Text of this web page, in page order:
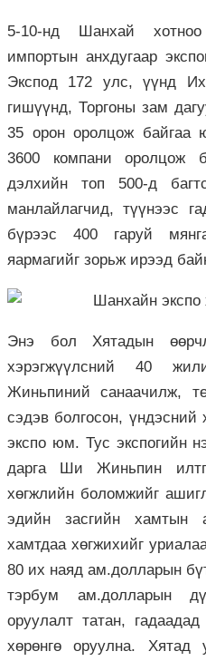
5-10-нд Шанхай
импортын анхдугаар
Экспод 172 улс, үүнд
гишүүнд, Торгоны зам
35 орон оролцож байгаа
3600 компани оролцож
дэлхийн топ 500-д
манлайлагчид, түүнээс
бүрээс 400 гаруй
яармагийг зорьж ирээд
Энэ бол Хятадын
хэрэгжүүлсний 40
Жиньпиний санаачилж,
сэдэв болгосон,
экспо юм. Тус экспогийн
дарга Ши Жиньпин
хөгжлийн боломжийг
эдийн засгийн хамтын
хамтдаа хөгжихийг
80 их наяд ам.долларын
тэрбум ам.долларын
оруулалт татан,
хөрөнгө оруулна.